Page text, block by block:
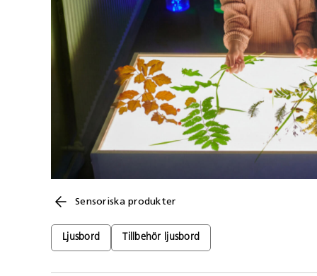
Sensoriska produkter
Ljusbord Tillbehör ljusbord